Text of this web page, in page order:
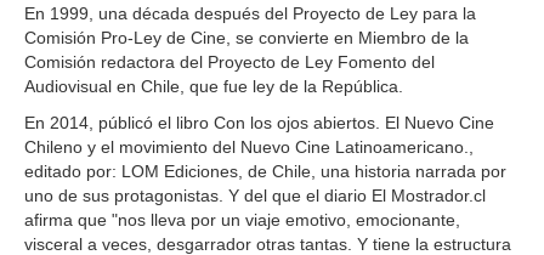
En 1999, una década después del Proyecto de Ley para la
Comisión Pro-Ley de Cine, se convierte en Miembro de la
Comisión redactora del Proyecto de Ley Fomento del
Audiovisual en Chile, que fue ley de la República.
En 2014, públicó el libro Con los ojos abiertos. El Nuevo Cine
Chileno y el movimiento del Nuevo Cine Latinoamericano.,
editado por: LOM Ediciones, de Chile, una historia narrada por
uno de sus protagonistas. Y del que el diario El Mostrador.cl
afirma que "nos lleva por un viaje emotivo, emocionante,
visceral a veces, desgarrador otras tantas. Y tiene la estructura